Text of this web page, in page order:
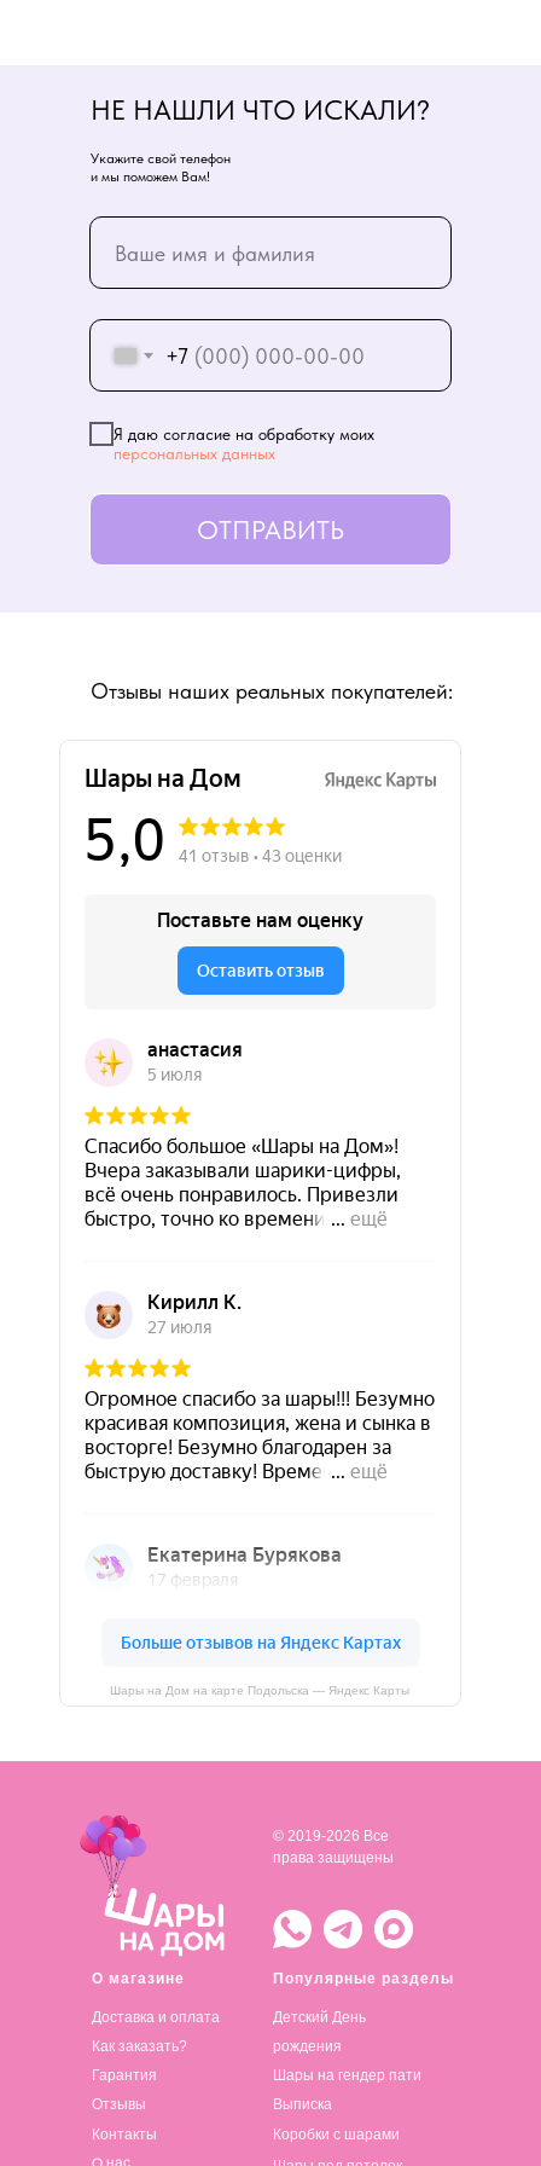
+7
Я даю согласие на обработку моих
персональных данных
ОТПРАВИТЬ
НЕ НАШЛИ ЧТО ИСКАЛИ?
Укажите свой телефон
и мы поможем Вам!
Шары на Дом на карте Подольска — Яндекс Карты
Отзывы наших реальных покупателей:
О магазине
Доставка и оплата
Популярные разделы
Детский День
рождения
© 2019-2026 Все
права защищены
Как заказать?
Гарантия
Отзывы
Контакты
Шары на гендер пати
Выписка
Коробки с шарами